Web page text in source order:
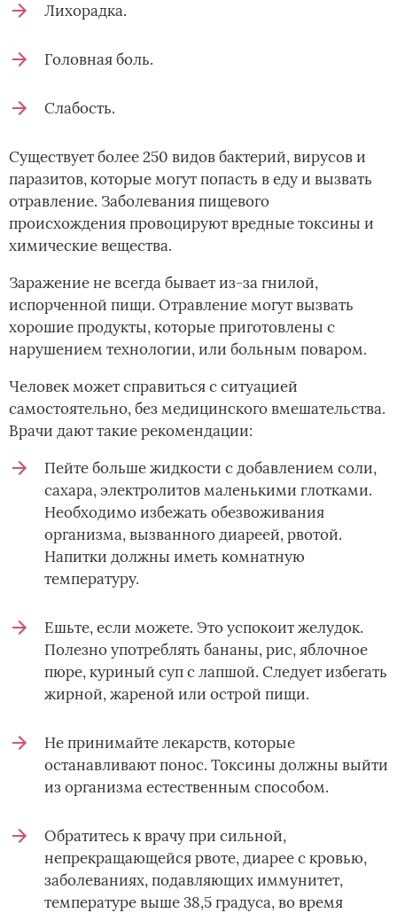
Лихорадка.
Головная боль.
Слабость.
Существует более 250 видов бактерий, вирусов и
паразитов, которые могут попасть в еду и вызвать
отравление. Заболевания пищевого
происхождения провоцируют вредные токсины и
химические вещества.
Заражение не всегда бывает из-за гнилой,
испорченной пищи. Отравление могут вызвать
хорошие продукты, которые приготовлены с
нарушением технологии, или больным поваром.
Человек может справиться с ситуацией
самостоятельно, без медицинского вмешательства.
Врачи дают такие рекомендации:
Пейте больше жидкости с добавлением соли,
сахара, электролитов маленькими глотками.
Необходимо избежать обезвоживания
организма, вызванного диареей, рвотой.
Напитки должны иметь комнатную
температуру.
Ешьте, если можете. Это успокоит желудок.
Полезно употреблять бананы, рис, яблочное
пюре, куриный суп с лапшой. Следует избегать
жирной, жареной или острой пищи.
Не принимайте лекарств, которые
останавливают понос. Токсины должны выйти
из организма естественным способом.
Обратитесь к врачу при сильной,
непрекращающейся рвоте, диарее с кровью,
заболеваниях, подавляющих иммунитет,
температуре выше 38,5 градуса, во время